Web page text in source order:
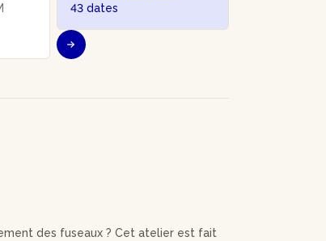
43 dates
des fuseaux ? Cet atelier est fait